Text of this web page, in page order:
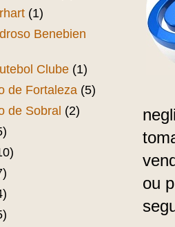
ou
(1)
Benebien
Clube (1)
de Fortaleza (5)
de Sobral (2)